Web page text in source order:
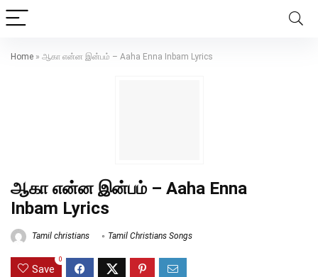
Home » ஆகா என்ன இன்பம் – Aaha Enna Inbam Lyrics
ஆகா என்ன இன்பம் – Aaha Enna
Inbam Lyrics
Tamil christians Tamil Christians Songs
Save
0